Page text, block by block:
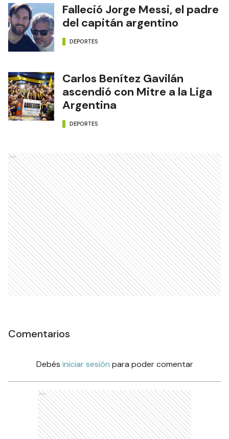
Falleció Jorge Messi, el padre
del capitán argentino
DEPORTES
Carlos Benítez Gavilán
ascendió con Mitre a la Liga
Argentina
DEPORTES
Ads
Comentarios
Debés iniciar sesión para poder comentar
Ads